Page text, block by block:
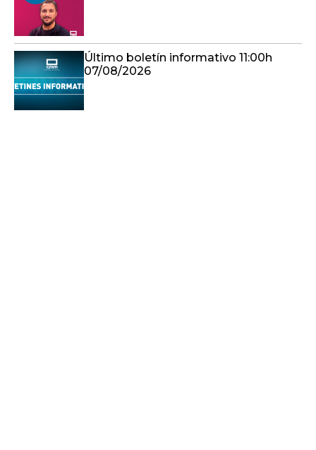
Último boletín informativo 11:00h
07/08/2026